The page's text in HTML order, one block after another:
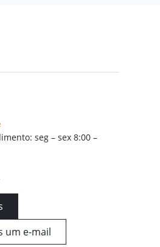
seg – sex 8:00 –
um e-mail